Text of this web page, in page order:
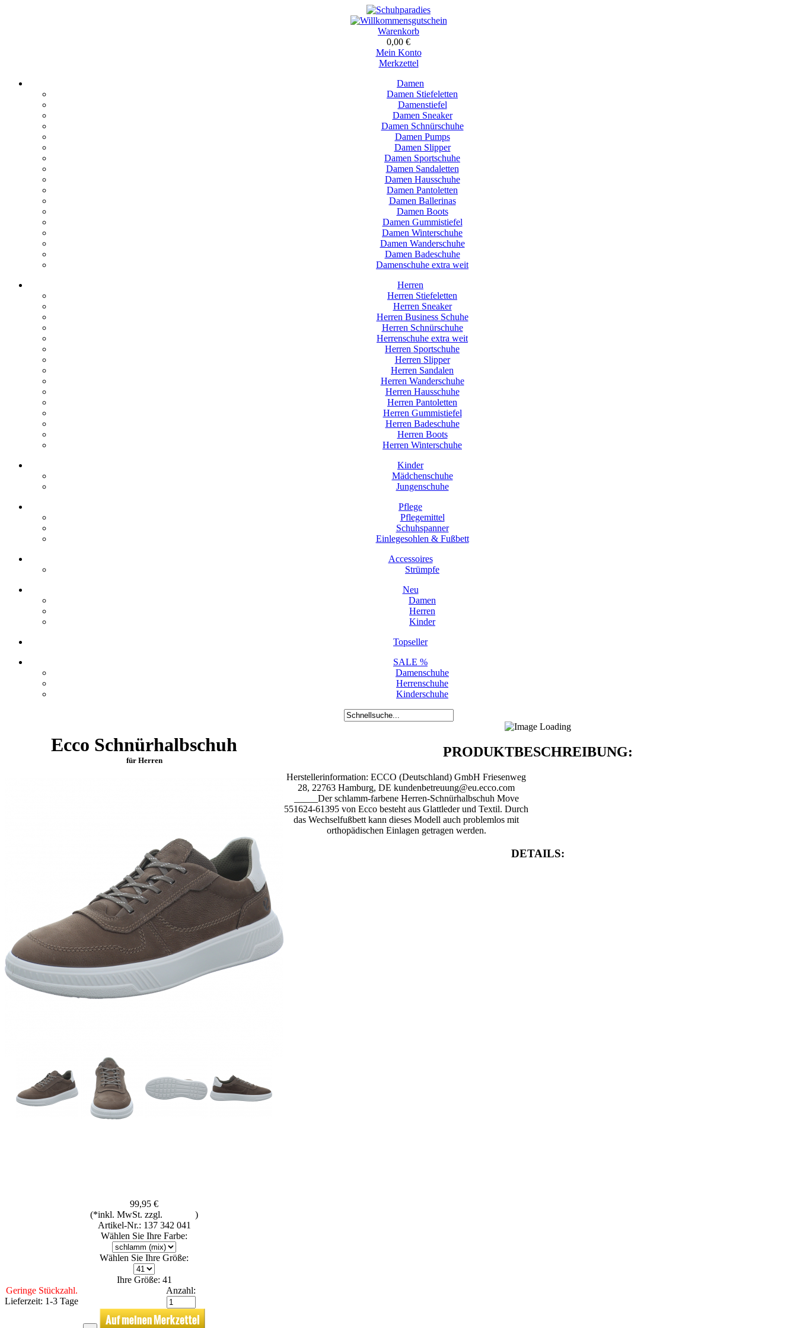
Warenkorb
0,00 €
Mein Konto
Merkzettel
Damen
Damen Stiefeletten
Damenstiefel
Damen Sneaker
Damen Schnürschuhe
Damen Pumps
Damen Slipper
Damen Sportschuhe
Damen Sandaletten
Damen Hausschuhe
Damen Pantoletten
Damen Ballerinas
Damen Boots
Damen Gummistiefel
Damen Winterschuhe
Damen Wanderschuhe
Damen Badeschuhe
Damenschuhe extra weit
Herren
Herren Stiefeletten
Herren Sneaker
Herren Business Schuhe
Herren Schnürschuhe
Herrenschuhe extra weit
Herren Sportschuhe
Herren Slipper
Herren Sandalen
Herren Wanderschuhe
Herren Hausschuhe
Herren Pantoletten
Herren Gummistiefel
Herren Badeschuhe
Herren Boots
Herren Winterschuhe
Kinder
Mädchenschuhe
Jungenschuhe
Pflege
Pflegemittel
Schuhspanner
Einlegesohlen & Fußbett
Accessoires
Strümpfe
Neu
Damen
Herren
Kinder
Topseller
SALE %
Damenschuhe
Herrenschuhe
Kinderschuhe
Ecco Schnürhalbschuh
für Herren
99,95 €
(*inkl. MwSt. zzgl.
)
Artikel-Nr.: 137 342 041
Wählen Sie Ihre Farbe:
Wählen Sie Ihre Größe:
Ihre Größe: 41
Geringe Stückzahl.
Lieferzeit: 1-3 Tage
Anzahl:
PRODUKTBESCHREIBUNG:
Herstellerinformation: ECCO (Deutschland) GmbH Friesenweg
28, 22763 Hamburg, DE kundenbetreuung@eu.ecco.com
_____Der schlamm-farbene Herren-Schnürhalbschuh Move
551624-61395 von Ecco besteht aus Glattleder und Textil. Durch
das Wechselfußbett kann dieses Modell auch problemlos mit
orthopädischen Einlagen getragen werden.
DETAILS: